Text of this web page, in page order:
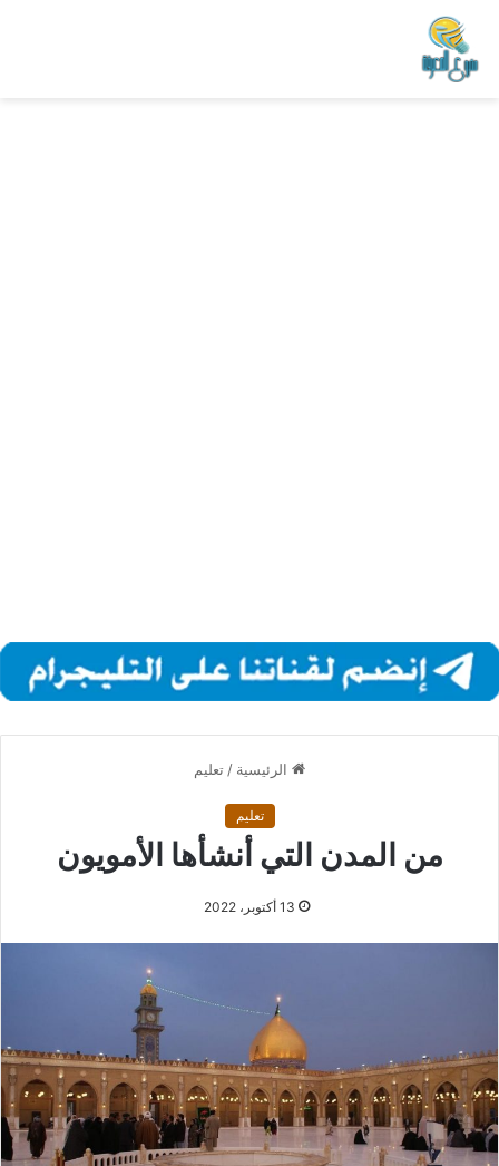
الرئيسية / تعليم
تعليم
من المدن التي أنشأها الأمويون
13 أكتوبر، 2022